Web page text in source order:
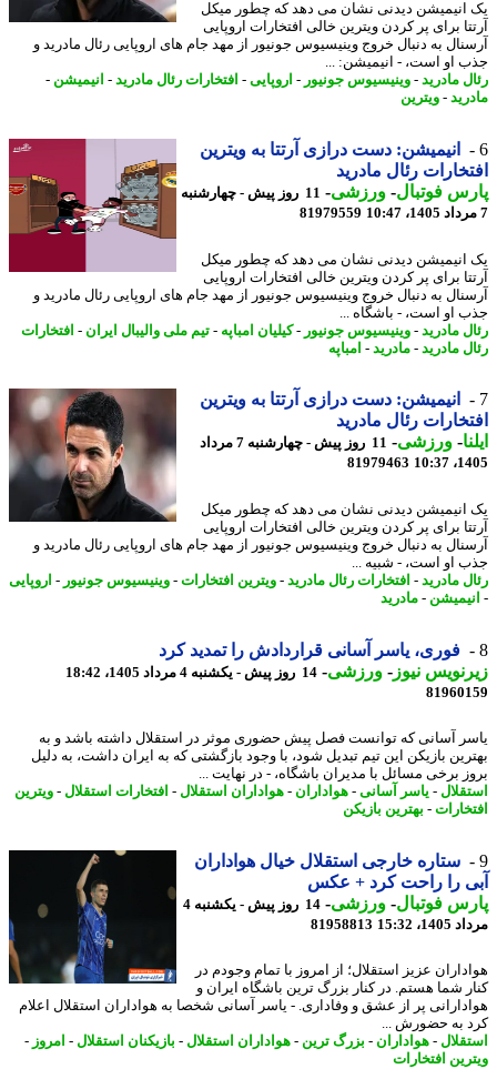
دیدنی نشان می دهد که چطور میکل
برای پر کردن ویترین خالی افتخارات اروپایی
به دنبال خروج وینیسیوس جونیور از مهد جام های اروپایی رئال مادرید و
او است، - انیمیشن: ...
مادرید- وینیسیوس جونیور-اروپایی-افتخارات رئال مادرید- انیمیشن-
- ویترین
انیمیشن: دست درازی آرتتا به ویترین
رئال مادرید
فوتبال-ورزشی-
11 روز پیش - چهارشنبه
81979559
دیدنی نشان می دهد که چطور میکل
برای پر کردن ویترین خالی افتخارات اروپایی
به دنبال خروج وینیسیوس جونیور از مهد جام های اروپایی رئال مادرید و
او است، - باشگاه ...
مادرید- وینیسیوس جونیور-کیلیان امباپه-تیم ملی والیبال ایران -
افتخارات
مادرید- مادرید- امباپه
انیمیشن: دست درازی آرتتا به ویترین
رئال مادرید
-ورزشی-
11 روز پیش - چهارشنبه 7 مرداد
81979463
دیدنی نشان می دهد که چطور میکل
برای پر کردن ویترین خالی افتخارات اروپایی
به دنبال خروج وینیسیوس جونیور از مهد جام های اروپایی رئال مادرید و
او است، - شبیه ...
مادرید- افتخارات رئال مادرید- ویترین افتخارات- وینیسیوس جونیور-اروپایی
-مادرید
فوری، یاسر آسانی قراردادش را تمدید کرد
نیوز-ورزشی-14 روز پیش - یکشنبه 4 مرداد 1405، 18:42
آسانی که توانست فصل پیش حضوری موثر در استقلال داشته باشد و به
بازیکن این تیم تبدیل شود، با وجود بازگشتی که به ایران داشت، به دلیل
برخی مسائل با مدیران باشگاه، - در نهایت ...
-یاسر آسانی-هواداران - هواداران استقلال-افتخارات استقلال-ویترین
- بهترین بازیکن
ستاره خارجی استقلال خیال هواداران
را راحت کرد + عکس
فوتبال-ورزشی-
14 روز پیش - یکشنبه 4
15:32
81958813
عزیز استقلال؛ از امروز با تمام وجودم در
شما هستم. در کنار بزرگ ترین باشگاه ایران و
پر از عشق و وفاداری. - یاسر آسانی شخصا به هواداران استقلال اعلام
به حضورش ...
-هواداران - بزرگ ترین- هواداران استقلال-بازیکنان استقلال-امروز-
افتخارات